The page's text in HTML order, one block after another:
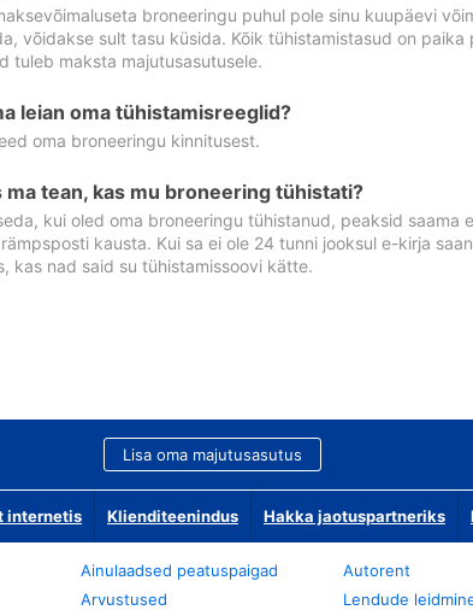
broneeringu puhul pole sinu kuupäevi
võidakse sult tasu küsida. Kõik tühistamistasud on
tuleb maksta majutusasutusele.
leian oma tühistamisreeglid?
oma broneeringu kinnitusest.
ma tean, kas mu broneering tühistati?
kui oled oma broneeringu tühistanud, peaksid
kausta. Kui sa ei ole 24 tunni jooksul e-kirja
kas nad said su tühistamissoovi kätte.
Lisa oma majutusasutus
internetis Klienditeenindus Hakka jaotuspartneriks
Ainulaadsed peatuspaigad
Arvustused
Autorent
Lendude